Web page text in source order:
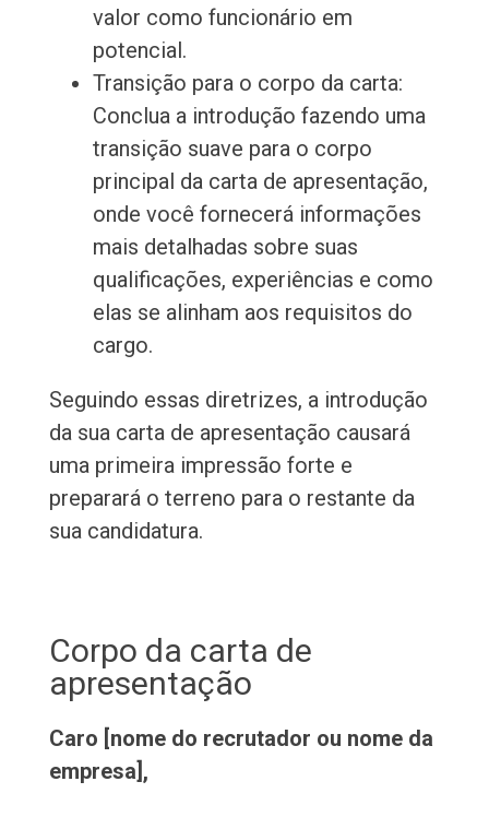
valor como funcionário em
potencial.
Transição para o corpo da carta:
Conclua a introdução fazendo uma
transição suave para o corpo
principal da carta de apresentação,
onde você fornecerá informações
mais detalhadas sobre suas
qualificações, experiências e como
elas se alinham aos requisitos do
cargo.
Seguindo essas diretrizes, a introdução
da sua carta de apresentação causará
uma primeira impressão forte e
preparará o terreno para o restante da
sua candidatura.
Corpo da carta de
apresentação
Caro [nome do recrutador ou nome da
empresa],